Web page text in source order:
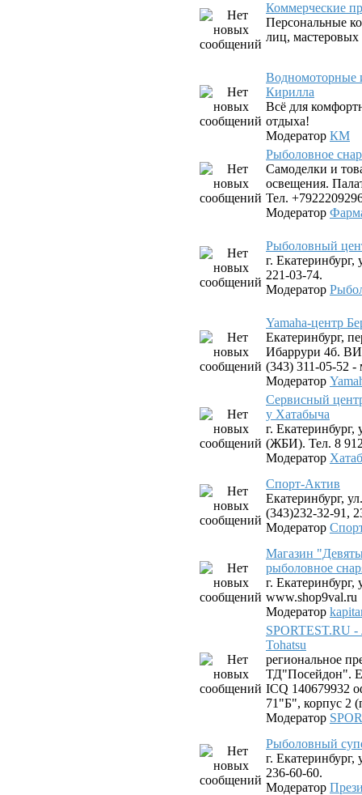
Коммерческие
Персональные
лиц,
Водномоторные
Кирилла
Всё для
отдыха!
Модератор КМ
Рыболовное
Самоделки и
освещения.
Тел.
Модератор
Рыболовный
г.
221-03-74.
Модератор
Yamaha-центр
Екатеринбург,
Ибаррури 4б.
(343) 311-05-52
Модератор
Сервисный
у Хатабыча
г.
(ЖБИ). Тел. 8
Модератор
Спорт-Актив
Екатеринбург,
(343)232-32-91,
Модератор
Магазин
рыболовное
г.
www.shop9val.ru
Модератор
SPORTEST.RU
Tohatsu
региональное
ТД"Посейдон".
ICQ 140679932
71"Б", корпус 2
Модератор
Рыболовный
г.
236-60-60.
Модератор